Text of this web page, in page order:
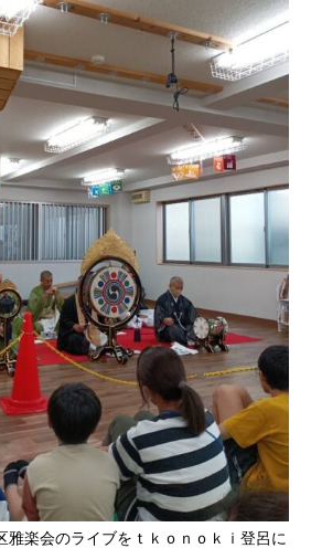
雅楽会のライブをｔｋｏｎｏｋｉ登呂に